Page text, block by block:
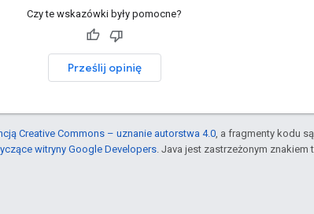
Czy te wskazówki były pomocne?
Prześlij opinię
Creative Commons – uznanie autorstwa 4.0 , a fragmenty kodu
witryny Google Developers . Java jest zastrzeżonym